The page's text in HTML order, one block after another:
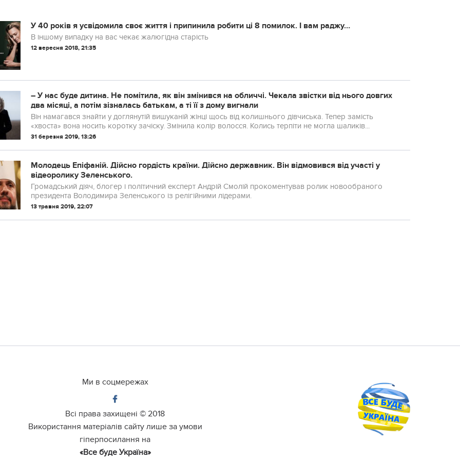
У 40 років я усвідомила своє життя і припинила робити ці 8 помилок. І вам раджу…
В іншому випадку на вас чекає жалюгідна старість
12 вересня 2018, 21:35
– У нас буде дитина. Не помітила, як він змінився на обличчі. Чекала звістки від нього довгих
два місяці, а потім зізналась батькам, а ті її з дому вигнали
Він намагався знайти у доглянутій вишуканій жінці щось від колишнього дівчиська. Тепер замість
«хвоста» вона носить коротку зачіску. Змінила колір волосся. Колись терпіти не могла шаликів...
31 березня 2019, 13:26
Молодець Епіфаній. Дійсно гордість країни. Дійсно державник. Він відмовився від участі у
відеоролику Зеленського.
Громадський діяч, блогер і політичний експерт Андрій Смолій прокоментував ролик новообраного
президента Володимира Зеленського із релігійними лідерами.
13 травня 2019, 22:07
Ми в соцмережах
Всі права захищені © 2018
Використання матеріалів сайту лише за умови
гіперпосилання на
«Все буде Україна»